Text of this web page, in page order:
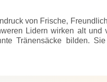
von Frische,
Lidern wirken alt und
Tränensäcke bilden.